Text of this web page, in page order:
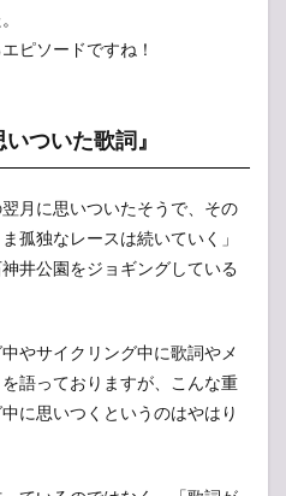
ピソードですね！
ついた歌詞』
月に思いついたそうで、その
孤独なレースは続いていく」
井公園をジョギングしている
やサイクリング中に歌詞やメ
語っておりますが、こんな重
に思いつくというのはやはり